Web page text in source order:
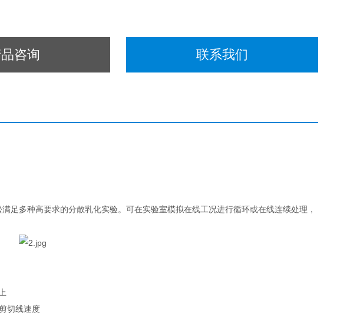
咨询 联系我们
足多种高要求的分散乳化实验。可在实验室模拟在线工况进行循环或在线连续处理，
切线速度